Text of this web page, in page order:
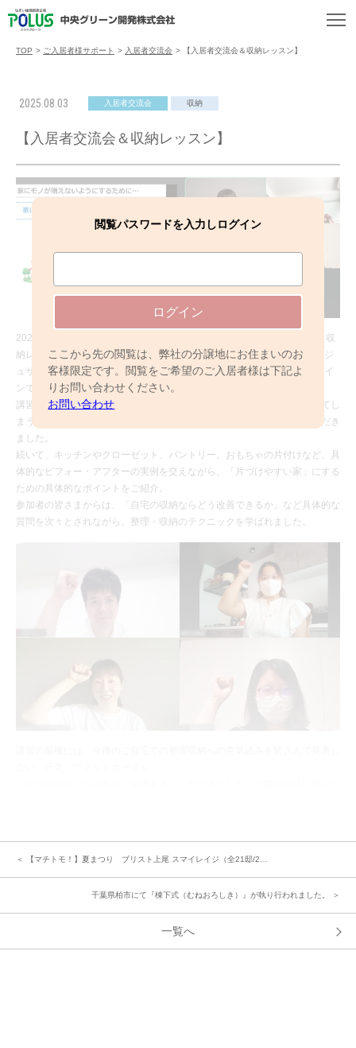
TOP > ご入居者様サポート > 入居者交流会 > 【入居者交流会＆収納レッスン】
2025.08.03 入居者交流会 収納
【入居者交流会＆収納レッスン】
閲覧パスワードを入力しログイン
ログイン
ここから先の閲覧は、弊社の分譲地にお住まいのお
客様限定です。閲覧をご希望のご入居者様は下記よ
りお問い合わせください。
お問い合わせ
2025年8月3日（日）、ご入居者さま向けに開催した「ご入居者交流会＆収
納レッスン」では、整理収納のプロがアドバイスする、”収納コンシェルジ
ュサービス”を通じて、参加者の皆さまに暮らしに役立つ収納術をオンライ
ンでお届けしました。
講習ではまず、整理収納の基本をわかりやすく解説。その後、物が増えてし
まう原因を探る診断テストを行い、参加者の皆様に自己分析をしていただき
ました。
続いて、キッチンやクローゼット、パントリー、おもちゃの片付けなど、具
体的なビフォー・アフターの実例を交えながら、「片づけやすい家」にする
ための具体的なポイントをご紹介。
参加者の皆さまからは、「自宅の収納ならどう改善できるか」など具体的な
質問を次々とされながら、整理・収納のテクニックを学ばれました。
中央グリーン開発㈱では、これからの街の成長を楽しみにしつつ、今後も
＜ 【マチトモ！】夏まつり ブリスト上尾 スマイレイジ（全21邸/2…
千葉県柏市にて『棟下式（むねおろしき）』が執り行われました。 ＞
一覧へ